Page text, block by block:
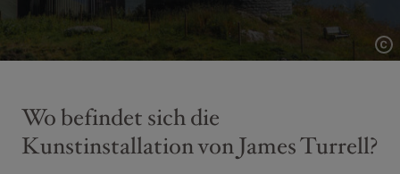
Wo befindet sich die
Kunstinstallation von James Turrell?